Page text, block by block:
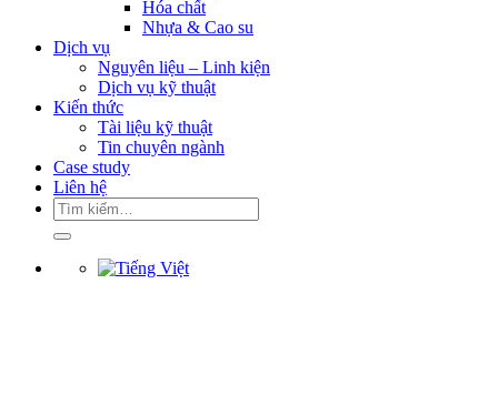
Hóa chất
Nhựa & Cao su
Dịch vụ
Nguyên liệu – Linh kiện
Dịch vụ kỹ thuật
Kiến thức
Tài liệu kỹ thuật
Tin chuyên ngành
Case study
Liên hệ
Tìm
kiếm: